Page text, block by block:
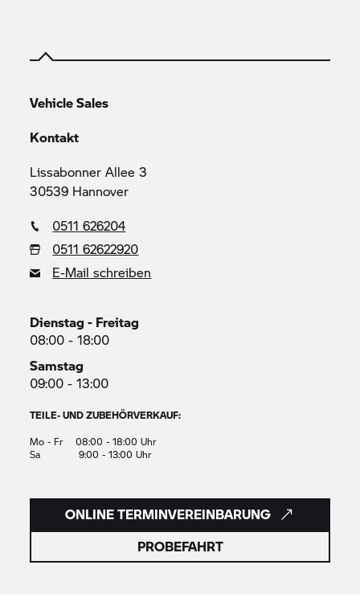
Vehicle Sales
Kontakt
Lissabonner Allee 3
30539 Hannover
0511 626204
0511 62622920
E-Mail schreiben
Dienstag - Freitag
08:00 - 18:00
Samstag
09:00 - 13:00
TEILE- UND ZUBEHÖRVERKAUF:
Mo - Fr 08:00 - 18:00 Uhr
Sa 9:00 - 13:00 Uhr
ONLINE TERMINVEREINBARUNG
PROBEFAHRT